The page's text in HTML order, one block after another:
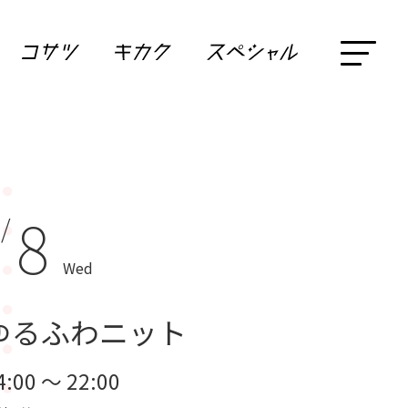
8Wed
るふわニット
～ 22:00